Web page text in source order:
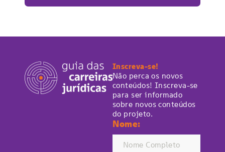
Inscreva-se!
Não perca os novos
conteúdos! Inscreva-se
para ser informado
sobre novos conteúdos
do projeto.
Nome: